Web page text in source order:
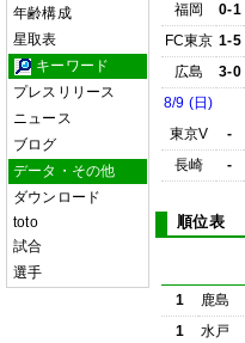
年齢構成
星取表
キーワード
プレスリリース
ニュース
ブログ
データ・その他
ダウンロード
toto
試合
選手
福岡
0-1
FC東京 1-5
広島
3-0
8/9 (日)
東京V
-
長崎
-
順位表
1 鹿島
1
水戸